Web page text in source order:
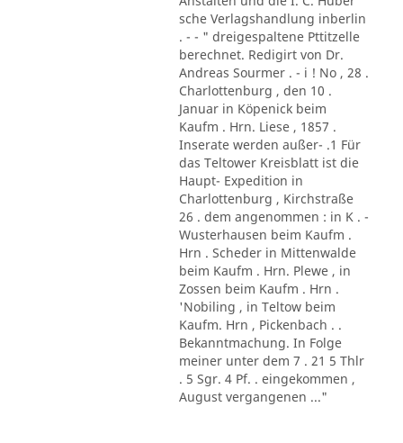
sche Verlagshandlung inberlin
. - - " dreigespaltene Pttitzelle
berechnet. Redigirt von Dr.
Andreas Sourmer . - i ! No , 28 .
Charlottenburg , den 10 .
Januar in Köpenick beim
Kaufm . Hrn. Liese , 1857 .
Inserate werden außer- .1 Für
das Teltower Kreisblatt ist die
Haupt- Expedition in
Charlottenburg , Kirchstraße
26 . dem angenommen : in K . -
Wusterhausen beim Kaufm .
Hrn . Scheder in Mittenwalde
beim Kaufm . Hrn. Plewe , in
Zossen beim Kaufm . Hrn .
'Nobiling , in Teltow beim
Kaufm. Hrn , Pickenbach . .
Bekanntmachung. In Folge
meiner unter dem 7 . 21 5 Thlr
. 5 Sgr. 4 Pf. . eingekommen ,
August vergangenen ..."